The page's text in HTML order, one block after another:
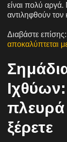
είναι πολύ αργά.
αντιληφθούν τον
Διαβάστε επίσης:
αποκαλύπτεται
ξέρετε